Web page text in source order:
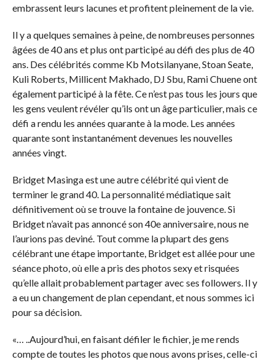
embrassent leurs lacunes et profitent pleinement de la vie.
Il y a quelques semaines à peine, de nombreuses personnes
âgées de 40 ans et plus ont participé au défi des plus de 40
ans. Des célébrités comme Kb Motsilanyane, Stoan Seate,
Kuli Roberts, Millicent Makhado, DJ Sbu, Rami Chuene ont
également participé à la fête. Ce n’est pas tous les jours que
les gens veulent révéler qu’ils ont un âge particulier, mais ce
défi a rendu les années quarante à la mode. Les années
quarante sont instantanément devenues les nouvelles
années vingt.
Bridget Masinga est une autre célébrité qui vient de
terminer le grand 40. La personnalité médiatique sait
définitivement où se trouve la fontaine de jouvence. Si
Bridget n’avait pas annoncé son 40e anniversaire, nous ne
l’aurions pas deviné. Tout comme la plupart des gens
célébrant une étape importante, Bridget est allée pour une
séance photo, où elle a pris des photos sexy et risquées
qu’elle allait probablement partager avec ses followers. Il y
a eu un changement de plan cependant, et nous sommes ici
pour sa décision.
«… ..Aujourd’hui, en faisant défiler le fichier, je me rends
compte de toutes les photos que nous avons prises, celle-ci